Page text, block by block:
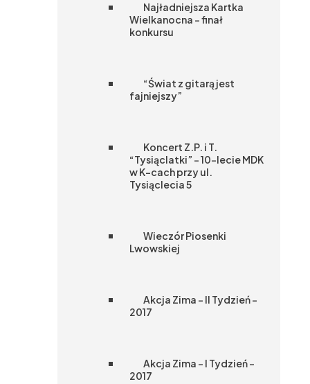
Najładniejsza Kartka
Wielkanocna – finał
konkursu
“Świat z gitarą jest
fajniejszy”
Koncert Z.P. i T.
“Tysiąclatki” – 10-lecie MDK
w K-cach przy ul.
Tysiąclecia 5
Wieczór Piosenki
Lwowskiej
Akcja Zima – II Tydzień –
2017
Akcja Zima – I Tydzień –
2017